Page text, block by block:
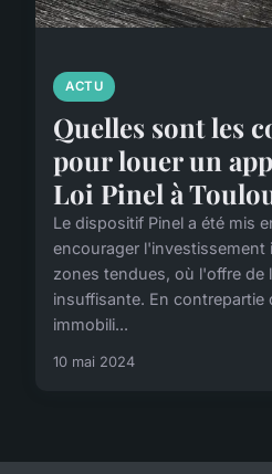
ACTU
Quelles sont les
pour louer un
Loi Pinel à
Le dispositif Pinel a été mis
encourager l'investissement
zones tendues, où l'offre de
insuffisante. En contrepartie
immobili...
10 mai 2024